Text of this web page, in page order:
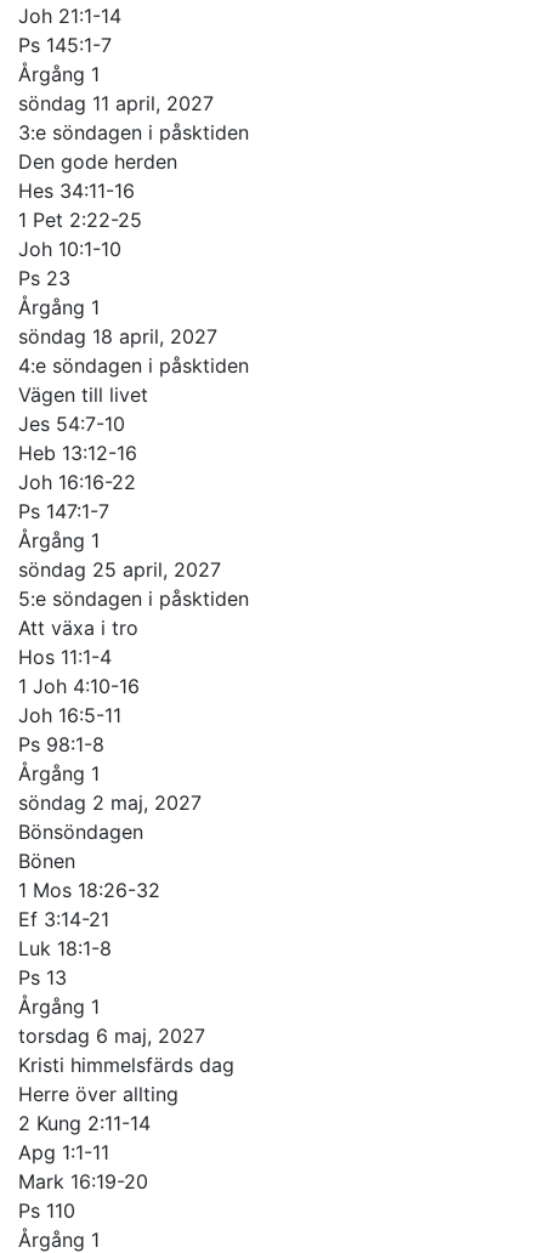
Joh 21:1-14
Ps 145:1-7
Årgång 1
söndag 11 april, 2027
3:e söndagen i påsktiden
Den gode herden
Hes 34:11-16
1 Pet 2:22-25
Joh 10:1-10
Ps 23
Årgång 1
söndag 18 april, 2027
4:e söndagen i påsktiden
Vägen till livet
Jes 54:7-10
Heb 13:12-16
Joh 16:16-22
Ps 147:1-7
Årgång 1
söndag 25 april, 2027
5:e söndagen i påsktiden
Att växa i tro
Hos 11:1-4
1 Joh 4:10-16
Joh 16:5-11
Ps 98:1-8
Årgång 1
söndag 2 maj, 2027
Bönsöndagen
Bönen
1 Mos 18:26-32
Ef 3:14-21
Luk 18:1-8
Ps 13
Årgång 1
torsdag 6 maj, 2027
Kristi himmelsfärds dag
Herre över allting
2 Kung 2:11-14
Apg 1:1-11
Mark 16:19-20
Ps 110
Årgång 1